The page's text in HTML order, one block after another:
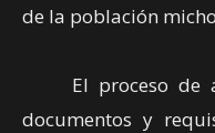
de la población
El proceso de
documentos y